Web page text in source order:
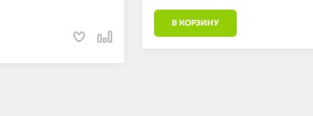
В КОРЗИНУ